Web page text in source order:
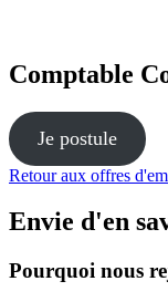
Comptable
Je postule
Retour aux offres
Envie d'en
Pourquoi nous